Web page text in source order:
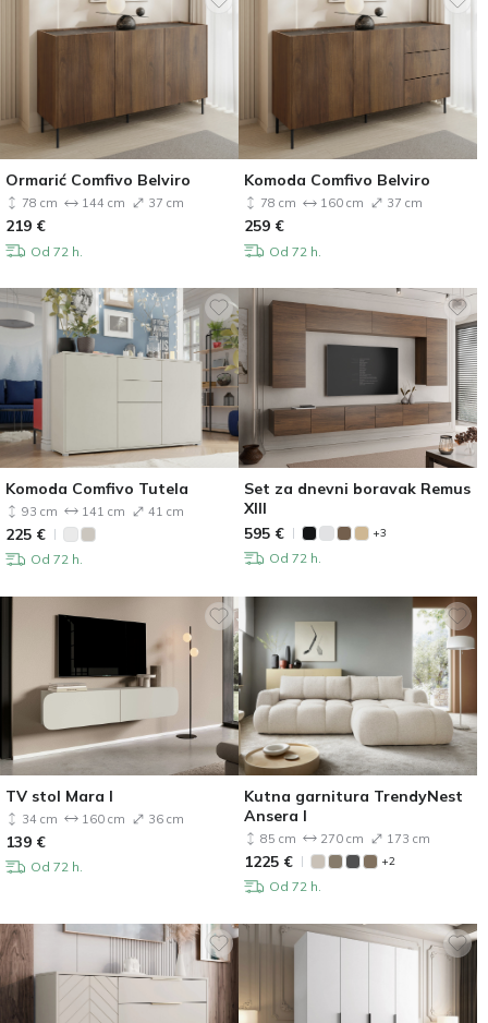
Ormarić Comfivo Belviro
78 cm 144 cm 37 cm
219 €
Od 72 h.
Komoda Comfivo Belviro
78 cm 160 cm 37 cm
259 €
Od 72 h.
Komoda Comfivo Tutela
93 cm 141 cm 41 cm
225 €
Od 72 h.
Set za dnevni boravak Remus
XIII
595 € +3
Od 72 h.
TV stol Mara I
34 cm 160 cm 36 cm
139 €
Od 72 h.
Kutna garnitura TrendyNest
Ansera I
85 cm 270 cm 173 cm
1225 € +2
Od 72 h.